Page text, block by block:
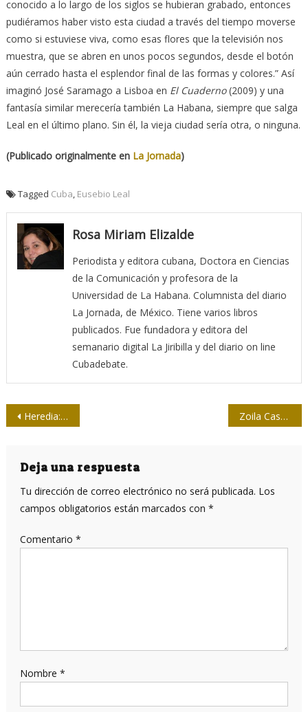
conocido a lo largo de los siglos se hubieran grabado, entonces
pudiéramos haber visto esta ciudad a través del tiempo moverse
como si estuviese viva, como esas flores que la televisión nos
muestra, que se abren en unos pocos segundos, desde el botón
aún cerrado hasta el esplendor final de las formas y colores.” Así
imaginó José Saramago a Lisboa en El Cuaderno(2009) y una
fantasía similar merecería también La Habana, siempre que salga
Leal en el último plano. Sin él, la vieja ciudad sería otra, o ninguna.
(Publicado originalmente en La Jornada)
Tagged Cuba, Eusebio Leal
Rosa Miriam Elizalde
Periodista y editora cubana, Doctora en Ciencias
de la Comunicación y profesora de la
Universidad de La Habana. Columnista del diario
La Jornada, de México. Tiene varios libros
publicados. Fue fundadora y editora del
semanario digital La Jiribilla y del diario on line
Cubadebate.
Navegación
entradas
Heredia: el periodista sesudo Zoila Casas Rodríguez: la primera locutora de radio en Cuba
Deja una respuesta
Tu dirección de correo electrónico no será publicada. Los
campos obligatorios están marcados con *
Comentario *
Nombre *